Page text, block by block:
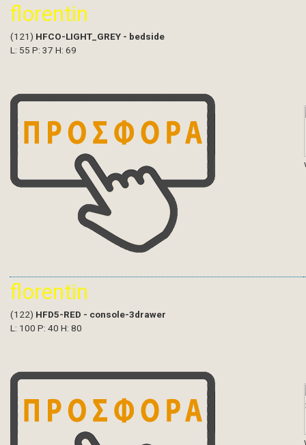
florentin
(121) HFCO-LIGHT_GREY - bedside
L: 55 P: 37 H: 69
florentin
(122) HFD5-RED - console-3drawer
L: 100 P: 40 H: 80